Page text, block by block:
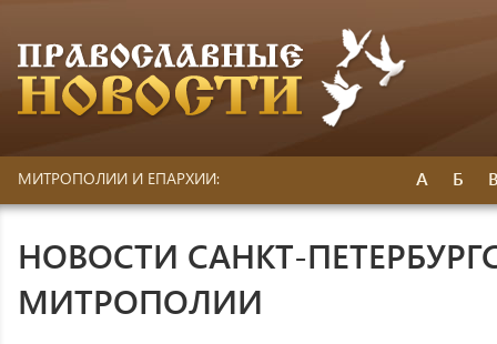
МИТРОПОЛИИ И ЕПАРХИИ: А Б
НОВОСТИ САНКТ-
МИТРОПОЛИИ